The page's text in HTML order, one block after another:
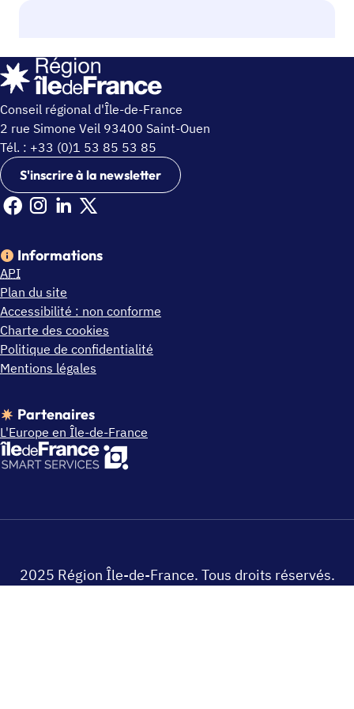
Conseil régional d'Île-de-France
2 rue Simone Veil 93400 Saint-Ouen
Tél. : +33 (0)1 53 85 53 85
S'inscrire à la newsletter
Facebook Ile de France (nouvelle fenêtre)
Instagram Ile de France (nouvelle fenêtre)
Linkedin Ile de France (nouvelle fenêtre)
X Ile de France (nouvelle fenêtre)
Informations
API
Plan du site
Accessibilité : non conforme
Charte des cookies
Politique de confidentialité
Mentions légales
Partenaires
L'Europe en Île-de-France
2025 Région Île-de-France. Tous droits réservés.